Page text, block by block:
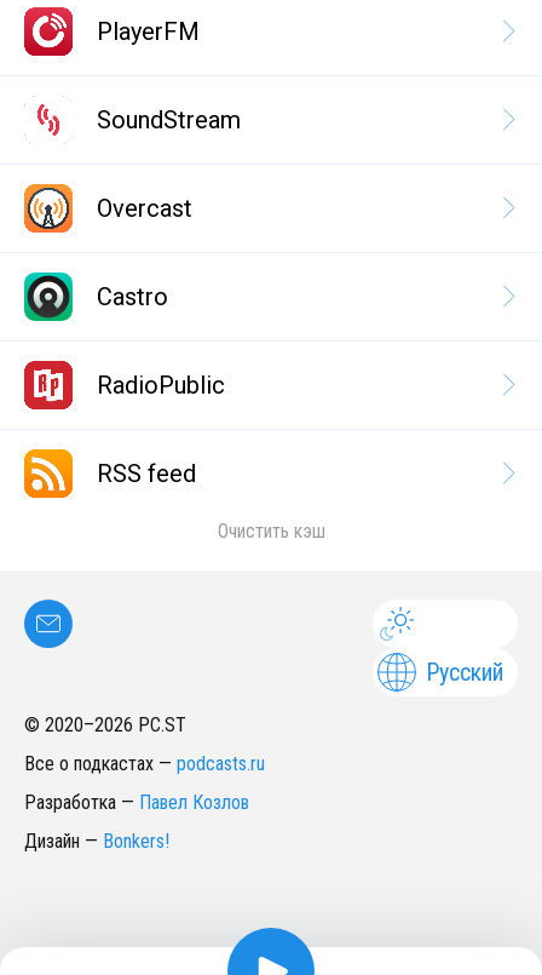
PlayerFM
SoundStream
Overcast
Castro
RadioPublic
RSS feed
Очистить кэш
Русский
© 2020–2026 PC.ST
Все о подкастах — podcasts.ru
Разработка — Павел Козлов
Дизайн — Bonkers!